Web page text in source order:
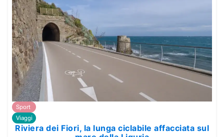
Sport
Viaggi
Riviera dei Fiori, la lunga ciclabile affacciata sul